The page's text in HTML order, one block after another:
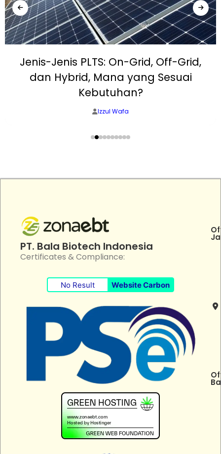
Jenis-Jenis PLTS: On-Grid, Off-Grid,
dan Hybrid, Mana yang Sesuai
Kebutuhan?
Izzul Wafa
PT. Bala Biotech Indonesia
Certificates & Compliance:
No Result Website Carbon